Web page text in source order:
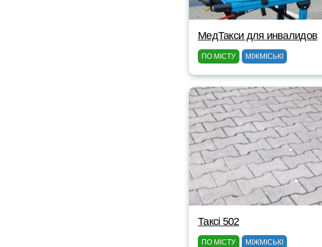
МедТакси для инвалидов
ПО МІСТУ МІЖМІСЬКІ
Таксі 502
ПО МІСТУ МІЖМІСЬКІ